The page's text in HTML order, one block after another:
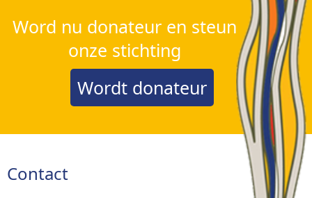
Word nu donateur en steun
onze stichting
Wordt donateur
Contact